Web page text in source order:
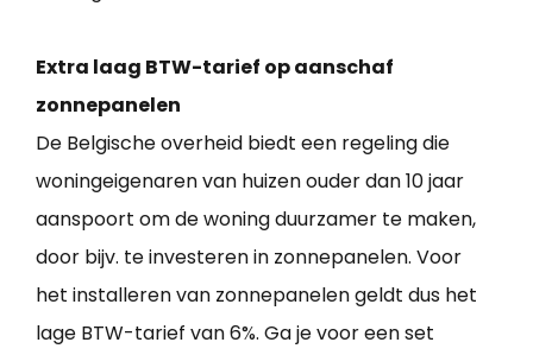
Extra laag BTW-tarief op aanschaf
zonnepanelen
De Belgische overheid biedt een regeling die
woningeigenaren van huizen ouder dan 10 jaar
aanspoort om de woning duurzamer te maken,
door bijv. te investeren in zonnepanelen. Voor
het installeren van zonnepanelen geldt dus het
lage BTW-tarief van 6%. Ga je voor een set